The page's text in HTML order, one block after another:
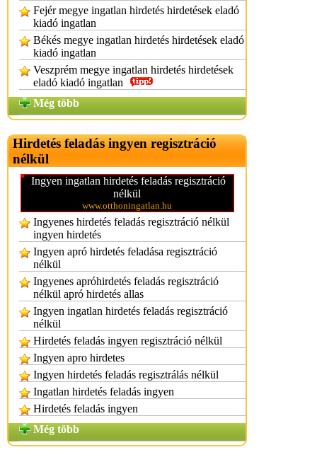
Fejér megye ingatlan hirdetés hirdetések eladó
kiadó ingatlan
Békés megye ingatlan hirdetés hirdetések eladó
kiadó ingatlan
Veszprém megye ingatlan hirdetés hirdetések
eladó kiadó ingatlan
Még több
Hirdetés feladás ingyen regisztráció
nélkül
Ingyen ingatlan hirdetés feladás regisztráció
nélkül
www.otthoningatlan.hu
Ingyenes hirdetés feladás regisztráció nélkül
ingyen hirdetés
Ingyen apró hirdetés feladása regisztráció
nélkül
Ingyenes apróhirdetés feladás regisztráció
nélkül apró hirdetés allas
Ingyen ingatlan hirdetés feladás regisztráció
nélkül
Hirdetés feladás ingyen regisztráció nélkül
Ingyen apro hirdetes
Ingyen hirdetés feladás regisztrálás nélkül
Ingatlan hirdetés feladás ingyen
Hirdetés feladás ingyen
Még több